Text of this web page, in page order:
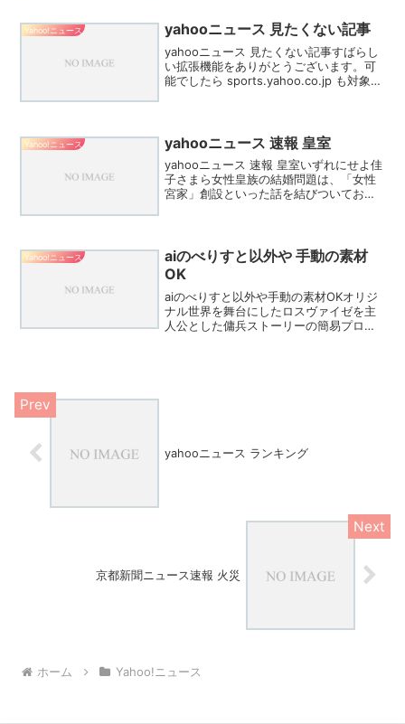
ービスの設定を確認...
Yahoo!ニュース yahooニュース 見たくない記事
yahooニュース 見たくない記事すばらし
い拡張機能をありがとうございます。可
能でしたら sports.yahoo.co.jp も対象と
Yahoo!ニュース yahooニュース 速報 皇室
yahooニュース 速報 皇室いずれにせよ佳
子さまら女性皇族の結婚問題は、「女性
宮家」創設といった話を結びついてお
案じているのは確か...
Yahoo!ニュース
aiのべりすと以外や 手動の素材
OK
aiのべりすと以外や手動の素材OKオリジ
ナル世界を舞台にしたロスヴァイゼを主
人公とした傭兵ストーリーの簡易プロン
yahooニュース ランキング
京都新聞ニュース速報 火災
ホーム Yahoo!ニュース